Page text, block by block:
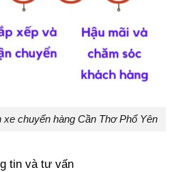
chuyển hàng Cần Thơ Phổ Yên
tin và tư vấn